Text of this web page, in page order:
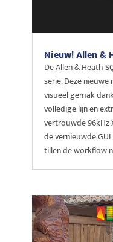
Nieuw! Allen &
De Allen & Heath
serie. Deze
visueel gemak
volledige lijn en
vertrouwde 96kHz
de vernieuwde
tillen de workflow